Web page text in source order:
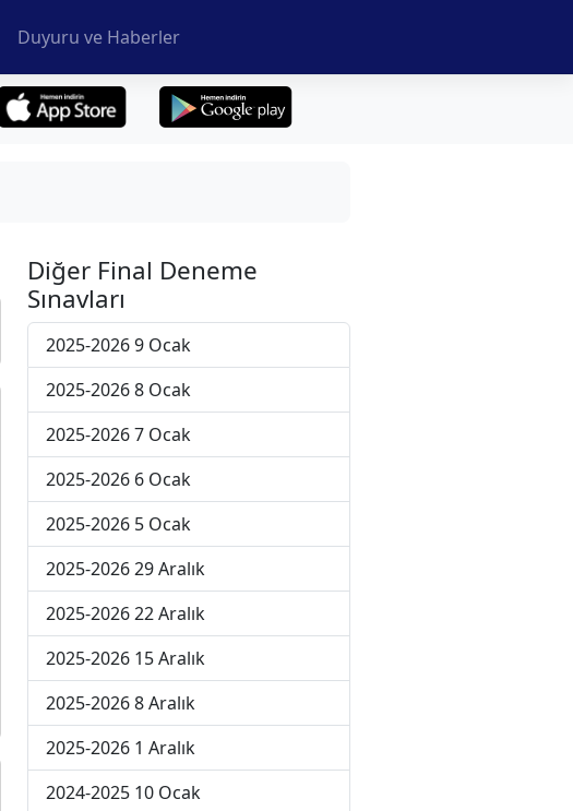
Duyuru ve Haberler
Diğer Final Deneme
Sınavları
2025-2026 9 Ocak
2025-2026 8 Ocak
2025-2026 7 Ocak
2025-2026 6 Ocak
2025-2026 5 Ocak
2025-2026 29 Aralık
2025-2026 22 Aralık
2025-2026 15 Aralık
2025-2026 8 Aralık
2025-2026 1 Aralık
2024-2025 10 Ocak